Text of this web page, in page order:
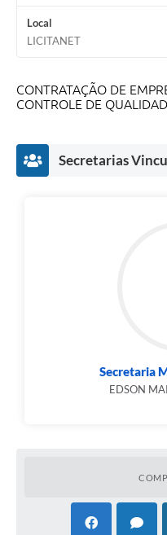
Local
LICITANET
CONTRATAÇÃO DE
CONTROLE DE
Secretarias
Secretaria
EDSON